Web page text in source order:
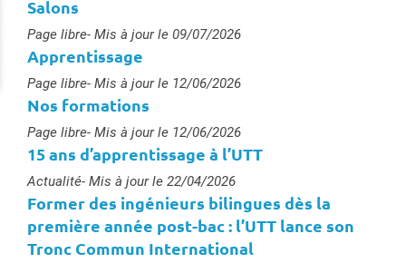
Salons
Type :
Page libre- Mis à jour le 09/07/2026
Apprentissage
Type :
Page libre- Mis à jour le 12/06/2026
Nos formations
Type :
Page libre- Mis à jour le 12/06/2026
15 ans d’apprentissage à l’UTT
Type :
Actualité- Mis à jour le 22/04/2026
Former des ingénieurs bilingues dès la
première année post-bac : l’UTT lance son
Tronc Commun International